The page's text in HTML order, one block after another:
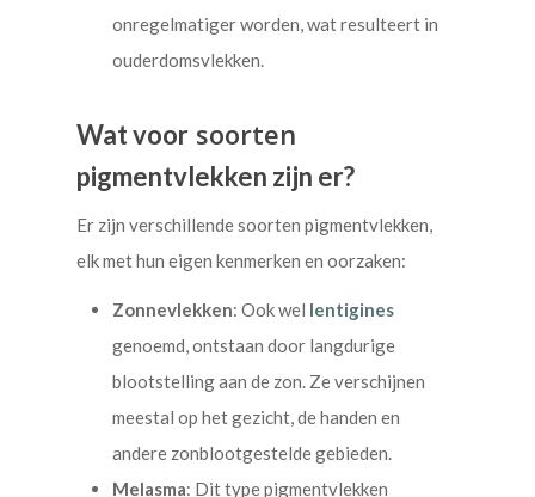
onregelmatiger worden, wat resulteert in
ouderdomsvlekken.
Wat voor soorten
pigmentvlekken zijn er?
Er zijn verschillende soorten pigmentvlekken,
elk met hun eigen kenmerken en oorzaken:
Zonnevlekken: Ook wel lentigines
genoemd, ontstaan door langdurige
blootstelling aan de zon. Ze verschijnen
meestal op het gezicht, de handen en
andere zonblootgestelde gebieden.
Melasma: Dit type pigmentvlekken